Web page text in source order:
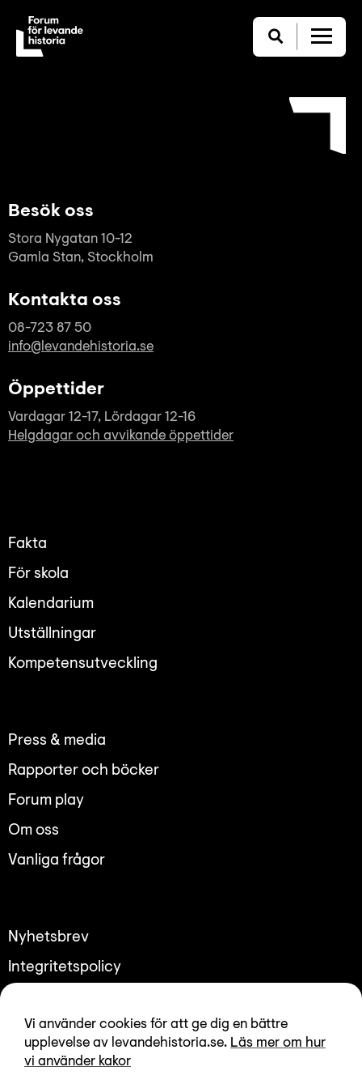
Vi använder cookies för att ge dig en bättre
upplevelse av levandehistoria.se. Läs mer om hur
vi använder kakor
Besök oss
Stora Nygatan 10-12
Gamla Stan, Stockholm
Kontakta oss
08-723 87 50
info@levandehistoria.se
Öppettider
Vardagar 12-17, Lördagar 12-16
Helgdagar och avvikande öppettider
Fakta
För skola
Kalendarium
Utställningar
Kompetensutveckling
Press & media
Rapporter och böcker
Forum play
Om oss
Vanliga frågor
Nyhetsbrev
Integritetspolicy